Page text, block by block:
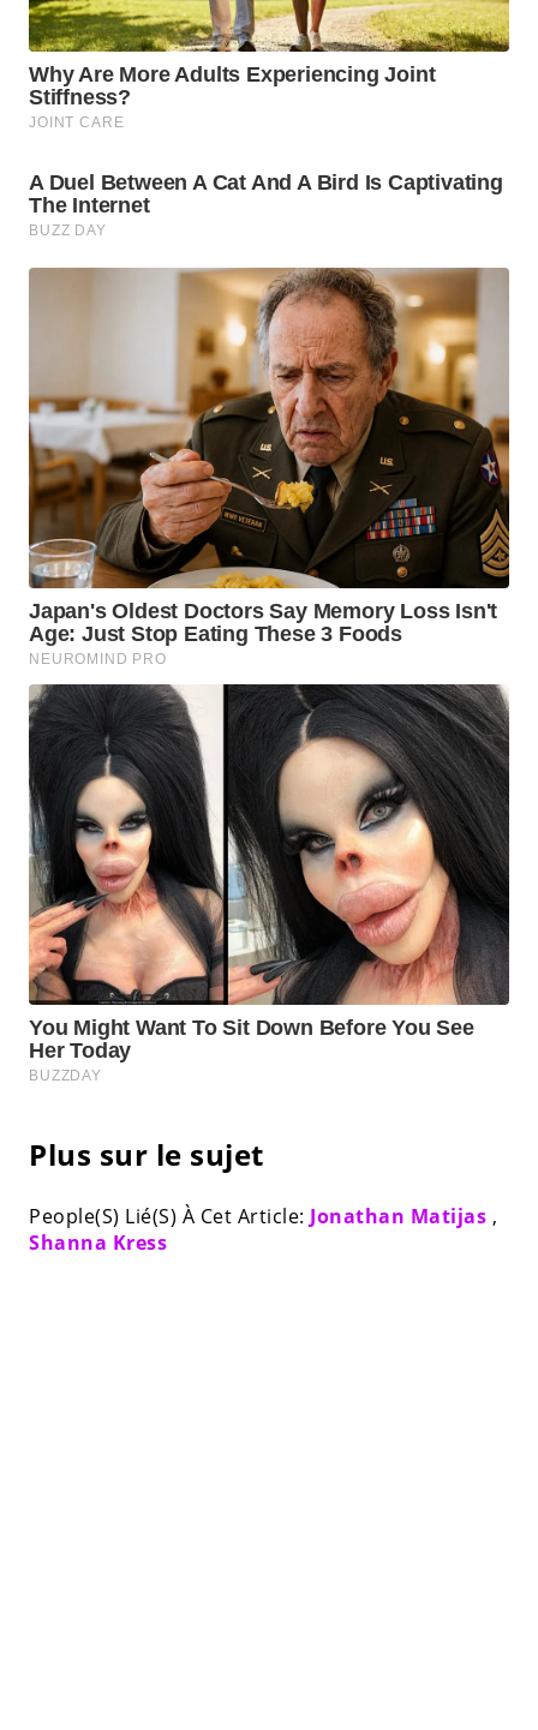
Plus sur le sujet
People(S) Lié(S) À Cet Article: Jonathan Matijas ,
Shanna Kress